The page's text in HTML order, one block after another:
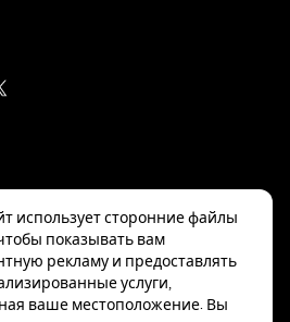
использует сторонние файлы
показывать вам
рекламу и предоставлять
услуги,
ваше местоположение. Вы